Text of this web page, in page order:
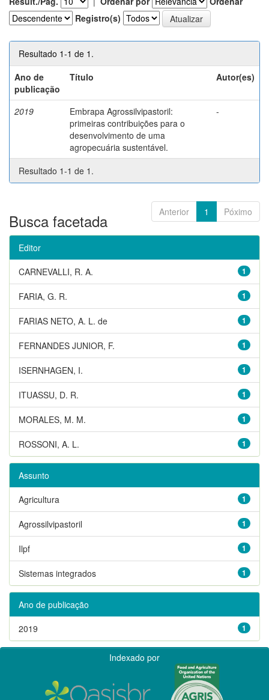
Registro(s)
Resultado 1-1 de 1.
Ano de
publicação
Título Autor(es)
2019
Embrapa Agrossilvipastoril:
primeiras contribuições para o
desenvolvimento de uma
agropecuária sustentável.
-
Resultado 1-1 de 1.
Anterior 1 Póximo
Busca facetada
Editor
1
CARNEVALLI, R. A.
1
FARIA, G. R.
1
FARIAS NETO, A. L. de
1
FERNANDES JUNIOR, F.
1
ISERNHAGEN, I.
1
ITUASSU, D. R.
1
MORALES, M. M.
1
ROSSONI, A. L.
Assunto
1
Agricultura
1
Agrossilvipastoril
1
Ilpf
1
Sistemas integrados
Ano de publicação
1
2019
Indexado por